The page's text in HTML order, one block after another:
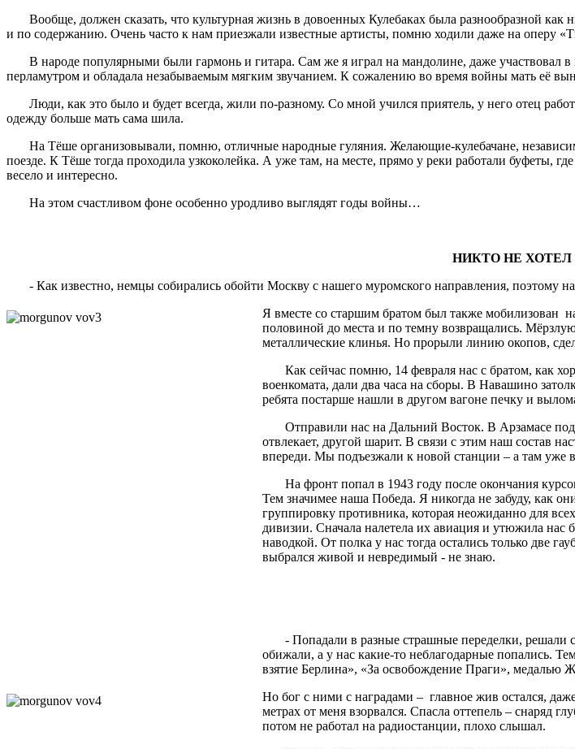
Вообще, должен сказать, что культурная жизнь в довоенных Кулебаках была разнообразной как
и по содержанию. Очень часто к нам приезжали известные артисты, помню ходили даже на оперу
В народе популярными были гармонь и гитара. Сам же я играл на мандолине, даже участвовал
перламутром и обладала незабываемым мягким звучанием. К сожалению во время войны мать её
Люди, как это было и будет всегда, жили по-разному. Со мной учился приятель, у него отец
одежду больше мать сама шила.
На Тёше организовывали, помню, отличные народные гуляния. Желающие-кулебачане,
поезде. К Тёше тогда проходила узкоколейка. А уже там, на месте, прямо у реки работали буфеты,
весело и интересно.
На этом счастливом фоне особенно уродливо выглядят годы войны…
НИКТО НЕ ХОТЕЛ
- Как известно, немцы собирались обойти Москву с нашего муромского направления, поэтому
Я вместе со старшим братом был также мобилизован
половиной до места и по темну возвращались.
металлические клинья. Но прорыли линию окопов,
Как сейчас помню, 14 февраля нас с братом, как
военкомата, дали два часа на сборы. В Навашино
ребята постарше нашли в другом вагоне печку и
Отправили нас на Дальний Восток. В Арзамасе
отвлекает, другой шарит. В связи с этим наш состав
впереди. Мы подъезжали к новой станции – а там уже
На фронт попал в 1943 году после окончания
Тем значимее наша Победа. Я никогда не забуду, как
группировку противника, которая неожиданно для
дивизии. Сначала налетела их авиация и утюжила
наводкой. От полка у нас тогда остались только две
выбрался живой и невредимый - не знаю.
- Попадали в разные страшные переделки, решали
обижали, а у нас какие-то неблагодарные попались.
взятие Берлина», «За освобождение Праги», медалью
Но бог с ними с наградами – главное жив остался,
метрах от меня взорвался. Спасла оттепель – снаряд
потом не работал на радиостанции, плохо слышал.